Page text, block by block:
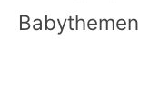
Babythemen